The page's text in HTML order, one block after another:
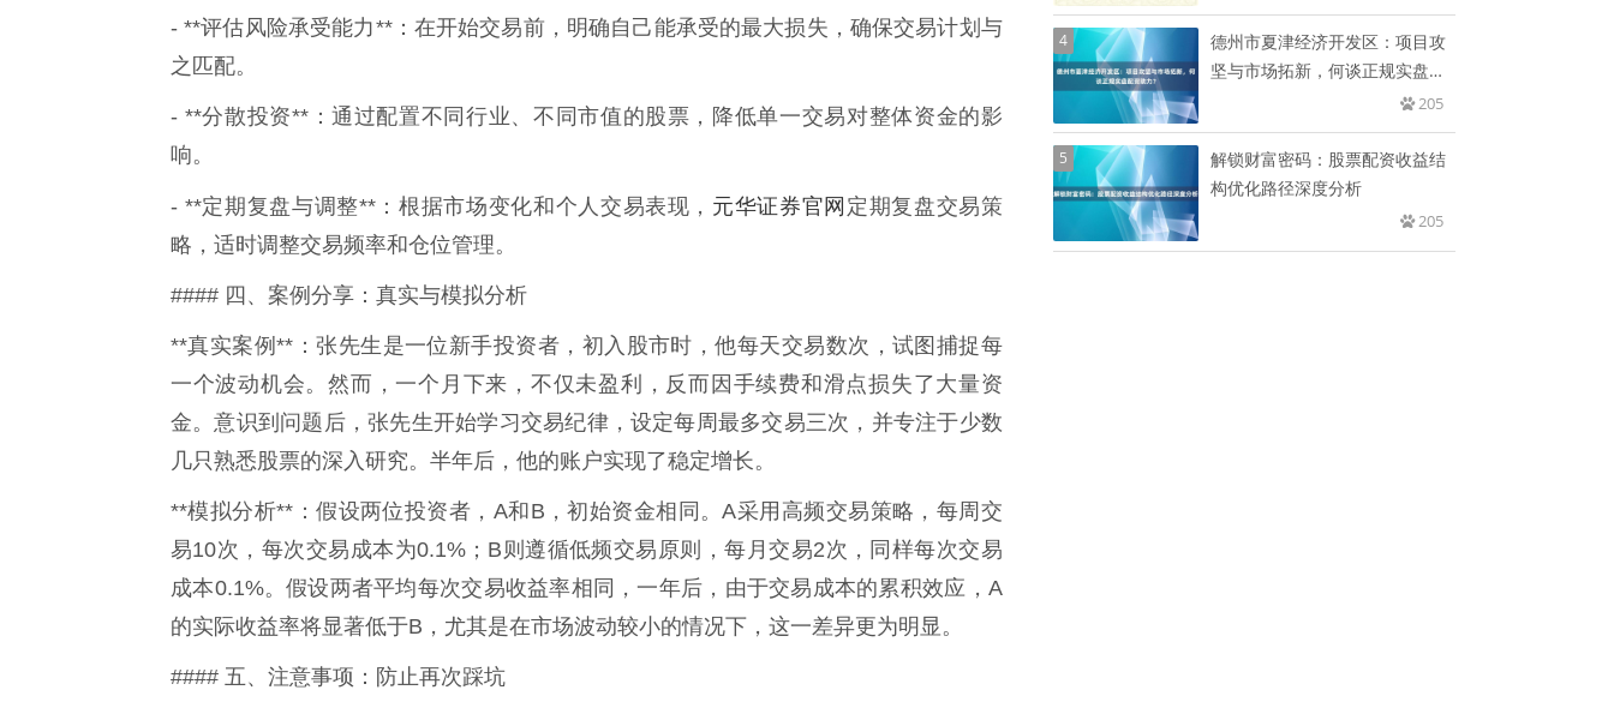
- **评估风险承受能力**：在开始交易前，明确自己能承受的最大损失，确保交易计划与
之匹配。
- **分散投资**：通过配置不同行业、不同市值的股票，降低单一交易对整体资金的影
响。
- **定期复盘与调整**：根据市场变化和个人交易表现， 元华证券官网 定期复盘交易策
略，适时调整交易频率和仓位管理。
#### 四、案例分享：真实与模拟分析
**真实案例**：张先生是一位新手投资者，初入股市时，他每天交易数次，试图捕捉每
一个波动机会。然而，一个月下来，不仅未盈利，反而因手续费和滑点损失了大量资
金。意识到问题后，张先生开始学习交易纪律，设定每周最多交易三次，并专注于少数
几只熟悉股票的深入研究。半年后，他的账户实现了稳定增长。
**模拟分析**：假设两位投资者，A和B，初始资金相同。A采用高频交易策略，每周交
易10次，每次交易成本为0.1%；B则遵循低频交易原则，每月交易2次，同样每次交易
成本0.1%。假设两者平均每次交易收益率相同，一年后，由于交易成本的累积效应，A
的实际收益率将显著低于B，尤其是在市场波动较小的情况下，这一差异更为明显。
#### 五、注意事项：防止再次踩坑
4
德州市夏津经济开发区：项目攻
坚与市场拓新，何谈正规实盘配
205
5
解锁财富密码：股票配资收益结
构优化路径深度分析
205